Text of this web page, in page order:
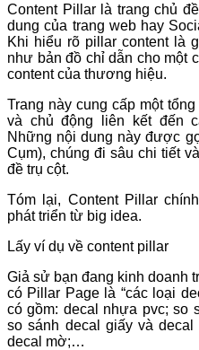
Content Pillar là trang chủ
dung của trang web hay
Khi hiểu rõ pillar content là
như bản đồ chỉ dẫn cho một
content của thương hiệu.
Trang này cung cấp một
và chủ động liên kết đến
Những nội dung này được
Cụm), chúng đi sâu chi tiết
đề trụ cột.
Tóm lại, Content Pillar
phát triển từ big idea.
Lấy ví dụ về content pillar
Giả sử bạn đang kinh doanh
có Pillar Page là “các loại
có gồm: decal nhựa pvc; so
so sánh decal giấy và
decal mờ;…